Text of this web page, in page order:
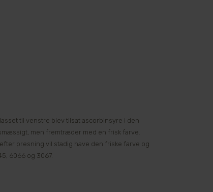
til venstre blev tilsat ascorbinsyre i den
men fremtræder med en frisk farve.
presning vil stadig have den friske farve og
6066 og 3067.